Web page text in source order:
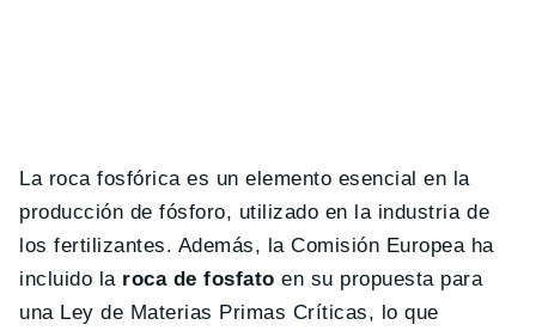
La roca fosfórica es un elemento esencial en la
producción de fósforo, utilizado en la industria de
los fertilizantes. Además, la Comisión Europea ha
incluido la roca de fosfato en su propuesta para
una Ley de Materias Primas Críticas, lo que